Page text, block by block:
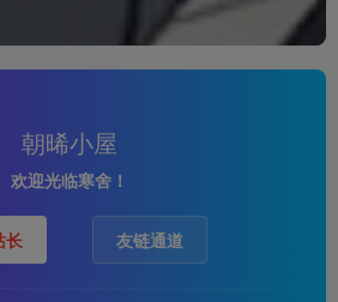
朝晞小屋
欢迎光临寒舍！
长 友链通道